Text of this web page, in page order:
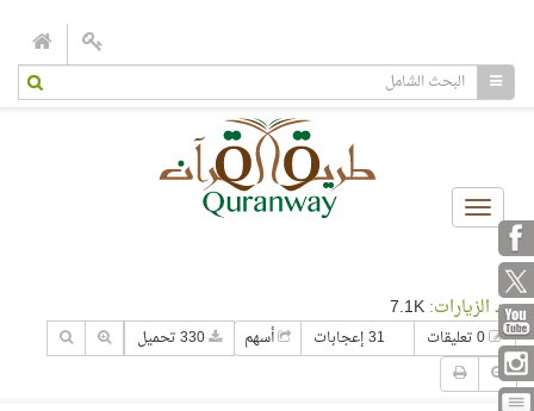
Toggle
navigation
عدد الزيارات:
31 إعجابات أسهم